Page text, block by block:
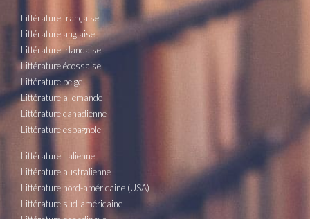
Littérature française
Littérature anglaise
Littérature irlandaise
Littérature écossaise
Littérature belge
Littérature allemande
Littérature canadienne
Littérature espagnole
Littérature italienne
Littérature australienne
Littérature nord-américaine (USA)
Littérature sud-américaine